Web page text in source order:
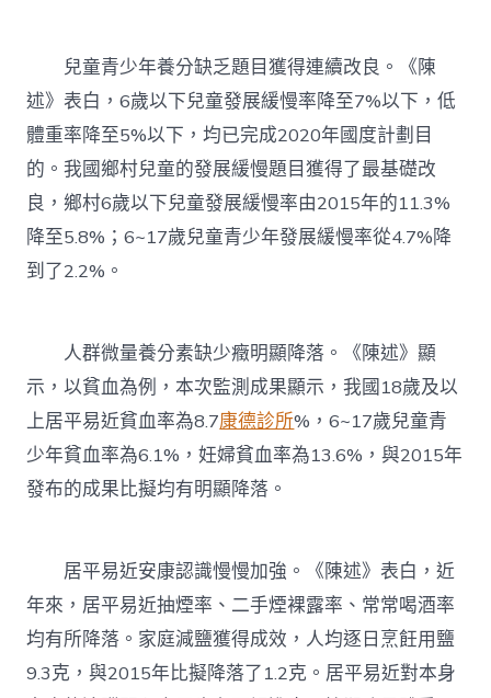
兒童青少年養分缺乏題目獲得連續改良。《陳
述》表白，6歲以下兒童發展緩慢率降至7%以下，低
體重率降至5%以下，均已完成2020年國度計劃目
的。我國鄉村兒童的發展緩慢題目獲得了最基礎改
良，鄉村6歲以下兒童發展緩慢率由2015年的11.3%
降至5.8%；6~17歲兒童青少年發展緩慢率從4.7%降
到了2.2%。
人群微量養分素缺少癥明顯降落。《陳述》顯
示，以貧血為例，本次監測成果顯示，我國18歲及以
上居平易近貧血率為8.7康德診所%，6~17歲兒童青
少年貧血率為6.1%，妊婦貧血率為13.6%，與2015年
發布的成果比擬均有明顯降落。
居平易近安康認識慢慢加強。《陳述》表白，近
年來，居平易近抽煙率、二手煙裸露率、常常喝酒率
均有所降落。家庭減鹽獲得成效，人均逐日烹飪用鹽
9.3克，與2015年比擬降落了1.2克。居平易近對本身